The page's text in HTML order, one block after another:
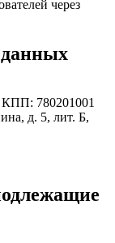
через
780201001
д. 5, лит. Б,